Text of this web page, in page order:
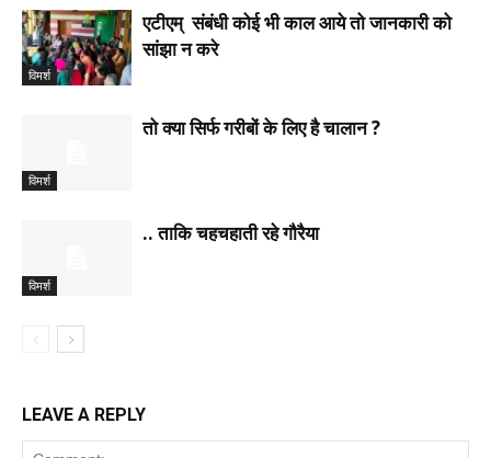
विमर्श
एटीएम् संबंधी कोई भी काल आये तो जानकारी को
सांझा न करे
विमर्श
तो क्या सिर्फ गरीबों के लिए है चालान ?
विमर्श
.. ताकि चहचहाती रहे गौरैया
LEAVE A REPLY